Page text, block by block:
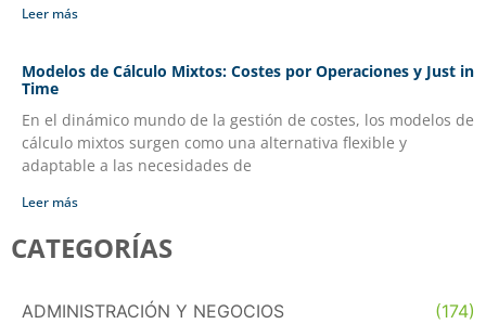
Leer más
Modelos de Cálculo Mixtos: Costes por Operaciones y Just in
Time
En el dinámico mundo de la gestión de costes, los modelos de
cálculo mixtos surgen como una alternativa flexible y
adaptable a las necesidades de
Leer más
CATEGORÍAS
ADMINISTRACIÓN Y NEGOCIOS (174)